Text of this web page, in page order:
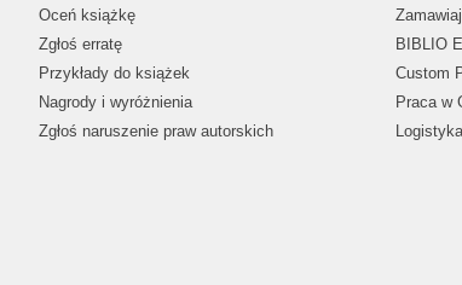
Oceń książkę
Zgłoś erratę
Przykłady do książek
Nagrody i wyróżnienia
Zgłoś naruszenie praw autorskich
BIBLIO
Custom
Praca w